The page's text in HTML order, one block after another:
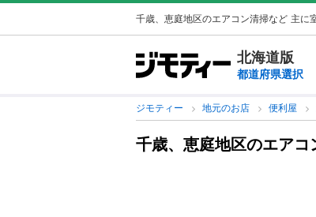
千歳、恵庭地区のエアコン清掃など 主に
北海道版
都道府県選択
ジモティー 地元のお店 便利屋
千歳、恵庭地区のエアコ